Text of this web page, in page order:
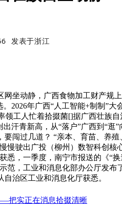
发表于浙江
动静，广西食物加工财产规上
2026年广西“人工智能+制制”
领工人忙着拾掇菌[]据广西壮族
汗青新高，从“落户”广西到“
要闯过几道？ “亲本、育苗、养
慢驶出广投（柳州）数智科创
悉，一季度，南宁市报送的《“
范，工业和消息化部办公厅发
治区工业和消息化厅获悉。
把实正在消息拾掇清晰